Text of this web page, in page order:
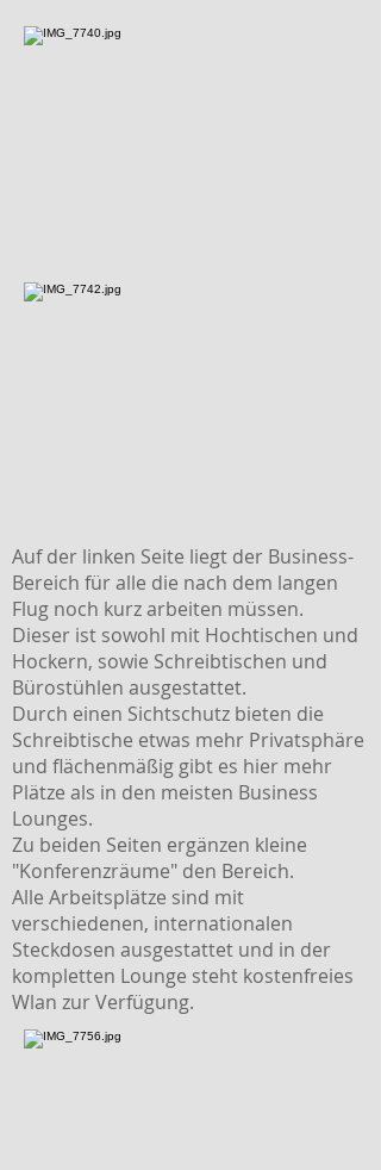
Auf der linken Seite liegt der Business-
Bereich für alle die nach dem langen
Flug noch kurz arbeiten müssen.
Dieser ist sowohl mit Hochtischen und
Hockern, sowie Schreibtischen und
Bürostühlen ausgestattet.
Durch einen Sichtschutz bieten die
Schreibtische etwas mehr Privatsphäre
und flächenmäßig gibt es hier mehr
Plätze als in den meisten Business
Lounges.
Zu beiden Seiten ergänzen kleine
"Konferenzräume" den Bereich.
Alle Arbeitsplätze sind mit
verschiedenen, internationalen
Steckdosen ausgestattet und in der
kompletten Lounge steht kostenfreies
Wlan zur Verfügung.